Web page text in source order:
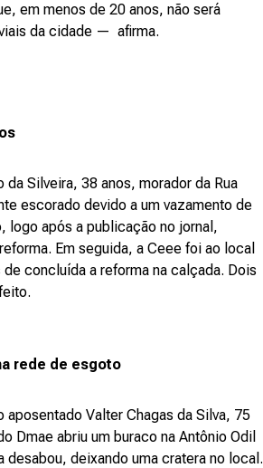
em menos de 20 anos, não será
da cidade — afirma.
Silveira, 38 anos, morador da Rua
escorado devido a um vazamento de
logo após a publicação no jornal,
Em seguida, a Ceee foi ao local
concluída a reforma na calçada. Dois
rede de esgoto
Valter Chagas da Silva, 75
Dmae abriu um buraco na Antônio Odil
deixando uma cratera no local.